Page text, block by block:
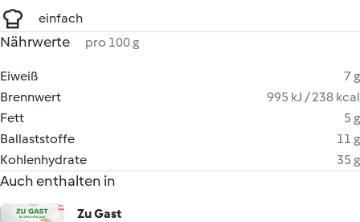
einfach
Nährwerte pro 100 g
Eiweiß
7 g
Brennwert
995 kJ / 238 kcal
Fett
5 g
Ballaststoffe
11 g
Kohlenhydrate
35 g
Auch enthalten in
Zu Gast